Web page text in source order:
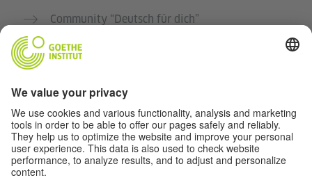
Community “Deutsch für dich”
የGoethe-Institut የጀርመን ቋንቋ ክፍሎች
ግላዊነት እና አንዳች እንቅስቃሴ የለሽ መዳረሻ
የግላዊነት ቅንብሮች